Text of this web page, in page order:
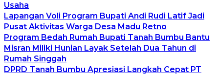
Usaha
Lapangan Voli Program Bupati Andi Rudi Latif Jadi
Pusat Aktivitas Warga Desa Madu Retno
Program Bedah Rumah Bupati Tanah Bumbu Bantu
Misran Miliki Hunian Layak Setelah Dua Tahun di
Rumah Singgah
DPRD Tanah Bumbu Apresiasi Langkah Cepat PT